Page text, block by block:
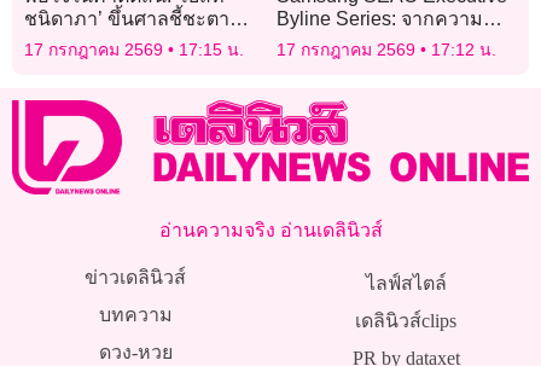
ชนิดาภา’ ขึ้นศาลชี้ชะตา
บัญชีม้า สูญ 1.2 ล้านในวัน
เดียว ทำใจไม่หวังได้เงินคืน
17 กรกฎาคม 2569 17:15 น.
Byline Series: จากความ
สะดวกสู่ชีวิตอัจฉริยะ:
เมื่อ AI กลายเป็นส่วนหนึ่ง
17 กรกฎาคม 2569 17:12 น.
อ่านความจริง อ่านเดลินิวส์
ข่าวเดลินิวส์
บทความ
ดวง-หวย
ไลฟ์สไตล์
เดลินิวส์clips
PR by dataxet